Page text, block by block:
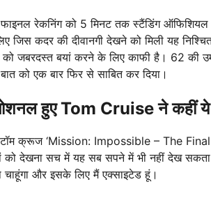
रेकनिंग को 5 मिनट तक स्टैंडिंग ऑफिशियल
जिस कदर की दीवानगी देखने को मिली यह
जबरदस्त बयां करने के लिए काफी है। 62 की
को एक बार फिर से साबित कर दिया।
हुए Tom Cruise ने कहीं ये
टॉम क्रूज ‘Mission: Impossible – The
को देखना सच में यह सब सपने में भी नहीं देख सकता
और इसके लिए मैं एक्साइटेड हूं।